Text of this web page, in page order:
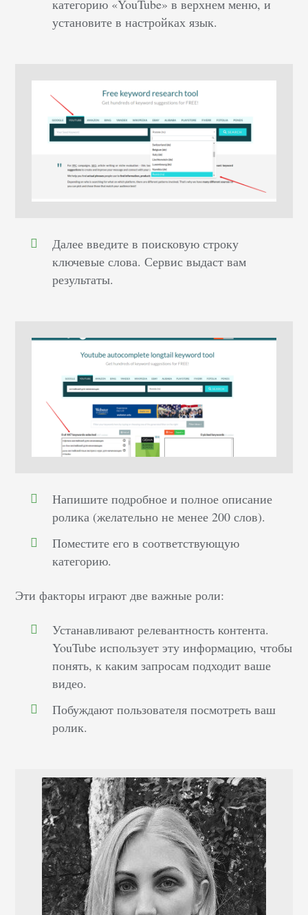
категорию «YouTube» в верхнем меню, и
установите в настройках язык.
Далее введите в поисковую строку
ключевые слова. Сервис выдаст вам
результаты.
Напишите подробное и полное описание
ролика (желательно не менее 200 слов).
Поместите его в соответствующую
категорию.
Эти факторы играют две важные роли:
Устанавливают релевантность контента.
YouTube использует эту информацию, чтобы
понять, к каким запросам подходит ваше
видео.
Побуждают пользователя посмотреть ваш
ролик.